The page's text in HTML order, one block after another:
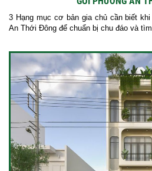
3 Hạng mục cơ bản gia chủ cần biết
An Thới Đông để chuẩn bị chu đáo và